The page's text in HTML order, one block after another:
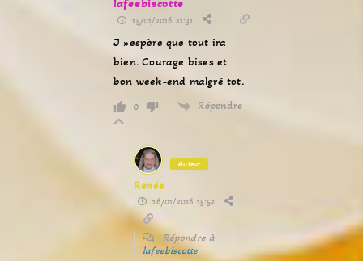
lafeebiscotte
15/01/2016 21:31
J »espère que tout ira
bien. Courage bises et
bon week-end malgré tot.
0 Répondre
Auteur
Renée
16/01/2016 15:52
Répondre à
lafeebiscotte